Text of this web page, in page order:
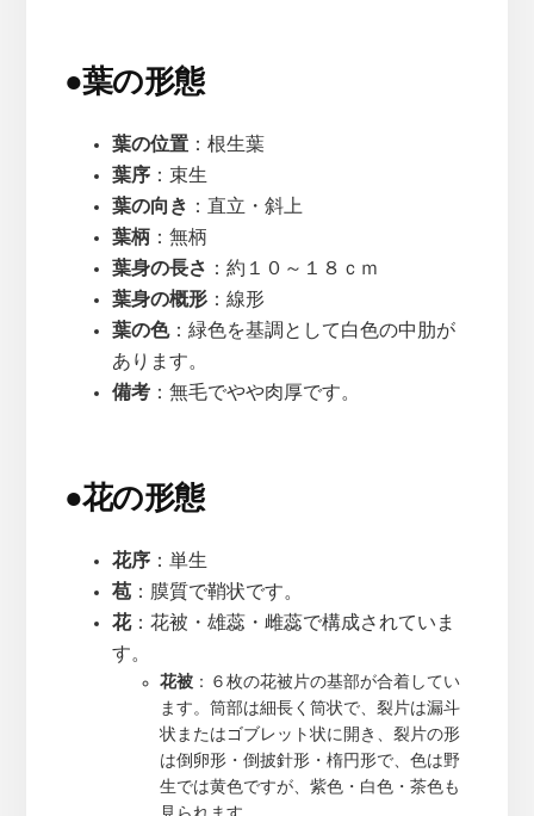
●葉の形態
葉の位置：根生葉
葉序：束生
葉の向き ：直立・斜上
葉柄 ：無柄
葉身の長さ ：約１０～１８ｃｍ
葉身の概形：線形
葉の色：緑色を基調として白色の中肋が
あります。
備考：無毛でやや肉厚です。
●花の形態
花序：単生
苞：膜質で鞘状です。
花：花被・雄蕊・雌蕊で構成されていま
す。
花被：６枚の花被片の基部が合着してい
ます。筒部は細長く筒状で、裂片は漏斗
状またはゴブレット状に開き、裂片の形
は倒卵形・倒披針形・楕円形で、色は野
生では黄色ですが、紫色・白色・茶色も